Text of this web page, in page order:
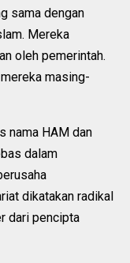
sama dengan
Mereka
oleh pemerintah.
masing-
nama HAM dan
dalam
dikatakan radikal
dari pencipta